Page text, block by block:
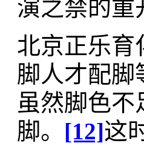
演之禁的重
北京正乐育
脚人才配脚
虽然脚色
脚。 [12]这